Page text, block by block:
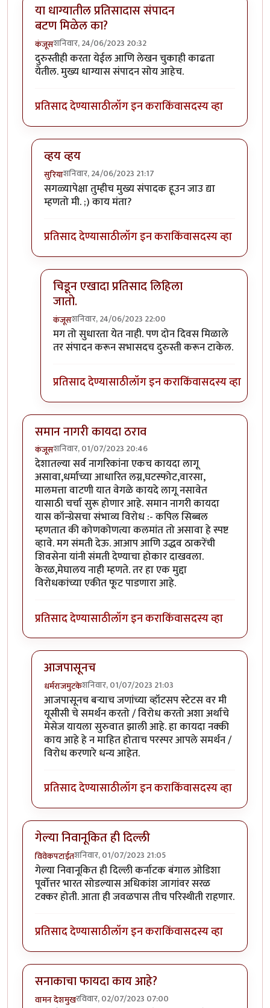
या धाग्यातील प्रतिसादास संपादन
बटण मिळेल का?
कंजूसशनिवार, 24/06/2023 20:32
दुरुस्तीही करता येईल आणि लेखन चुकाही काढता
येतील. मुख्य धाग्यास संपादन सोय आहेच.
प्रतिसाद देण्यासाठीलॉग इन कराकिंवासदस्य व्हा
व्हय व्हय
सुरियाशनिवार, 24/06/2023 21:17
In reply toया धाग्यातील प्रतिसादास संपादन बटण मिळेल
सगळ्यापेक्षा तुम्हीच मुख्य संपादक हूउन जाउ द्या
म्हणतो मी. ;) काय मंता?
प्रतिसाद देण्यासाठीलॉग इन कराकिंवासदस्य व्हा
चिडून एखादा प्रतिसाद लिहिला
जातो.
कंजूसशनिवार, 24/06/2023 22:00
In reply toव्हय व्हयbyसुरिया
मग तो सुधारता येत नाही. पण दोन दिवस मिळाले
तर संपादन करून सभासदच दुरुस्ती करून टाकेल.
प्रतिसाद देण्यासाठीलॉग इन कराकिंवासदस्य व्हा
समान नागरी कायदा ठराव
कंजूसशनिवार, 01/07/2023 20:46
देशातल्या सर्व नागरिकांना एकच कायदा लागू
असावा,धर्माच्या आधारित लग्न,घटस्फोट,वारसा,
मालमत्ता वाटणी यात वेगळे कायदे लागू नसावेत
यासाठी चर्चा सुरू होणार आहे. समान नागरी कायदा
यास कॉन्ग्रेसचा संभाव्य विरोध :- कपिल सिब्बल
म्हणतात की कोणकोणत्या कलमांत तो असावा हे स्पष्ट
व्हावे. मग संमती देऊ. आआप आणि उद्धव ठाकरेंची
शिवसेना यांनी संमती देण्याचा होकार दाखवला.
केरळ,मेघालय नाही म्हणते. तर हा एक मुद्दा
विरोधकांच्या एकीत फूट पाडणारा आहे.
प्रतिसाद देण्यासाठीलॉग इन कराकिंवासदस्य व्हा
आजपासूनच
धर्मराजमुटकेशनिवार, 01/07/2023 21:03
In reply toसमान नागरी कायदा ठरावbyकंजूस
आजपासूनच बर्‍याच जणांच्या व्हॉटसप स्टेटस वर मी
यूसीसी चे समर्थन करतो / विरोध करतो अशा अर्थाचे
मेसेज यायला सुरुवात झाली आहे. हा कायदा नक्की
काय आहे हे न माहित होताच परस्पर आपले समर्थन /
विरोध करणारे धन्य आहेत.
प्रतिसाद देण्यासाठीलॉग इन कराकिंवासदस्य व्हा
गेल्या निवानूकित ही दिल्ली
विवेकपटाईतशनिवार, 01/07/2023 21:05
गेल्या निवानूकित ही दिल्ली कर्नाटक बंगाल ओडिशा
पूर्वोत्तर भारत सोडल्यास अधिकांश जागांवर सरळ
टक्कर होती. आता ही जवळपास तीच परिस्थीती राहणार.
प्रतिसाद देण्यासाठीलॉग इन कराकिंवासदस्य व्हा
सनाकाचा फायदा काय आहे?
वामन देशमुखरविवार, 02/07/2023 07:00